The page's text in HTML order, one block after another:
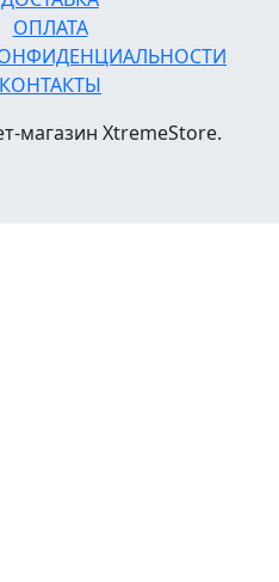
ОПЛАТА
КОНТАКТЫ
магазин XtremeStore.